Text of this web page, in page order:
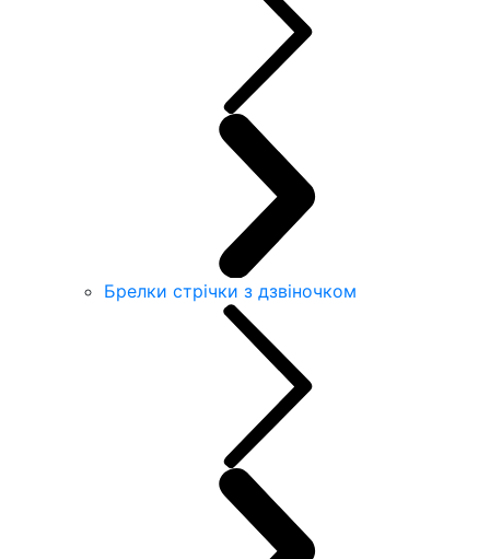
Брелки стрічки з дзвіночком